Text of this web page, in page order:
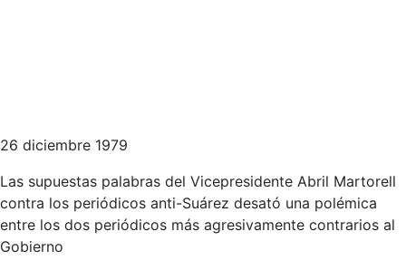
26 diciembre 1979
Las supuestas palabras del Vicepresidente Abril Martorell
contra los periódicos anti-Suárez desató una polémica
entre los dos periódicos más agresivamente contrarios al
Gobierno